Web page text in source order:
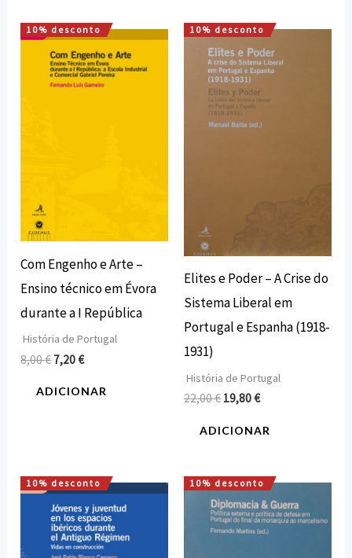
10% desconto
Com Engenho e Arte –
Ensino técnico em Évora
durante a I República
História de Portugal
8,00€
O
preço
original
era:
7,20€
O
preço
atual
é:
ADICIONAR
10% desconto
Elites e Poder – A Crise do
Sistema Liberal em
Portugal e Espanha (1918-
1931)
História de Portugal
22,00€
O
preço
original
era:
22,00 €.
19,80€
O
preço
atual
19,80 €.
ADICIONAR
10% desconto
O
preço
original
era:
12,00 €.
O
preço
atual
é:
10,80 €.
10% desconto
O
preço
original
era:
O
preço
atual
é: